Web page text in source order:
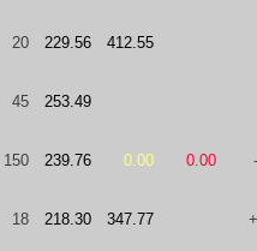
20 229.56 412.55
45 253.49
150 239.76 0.00 0.00
18 218.30 347.77